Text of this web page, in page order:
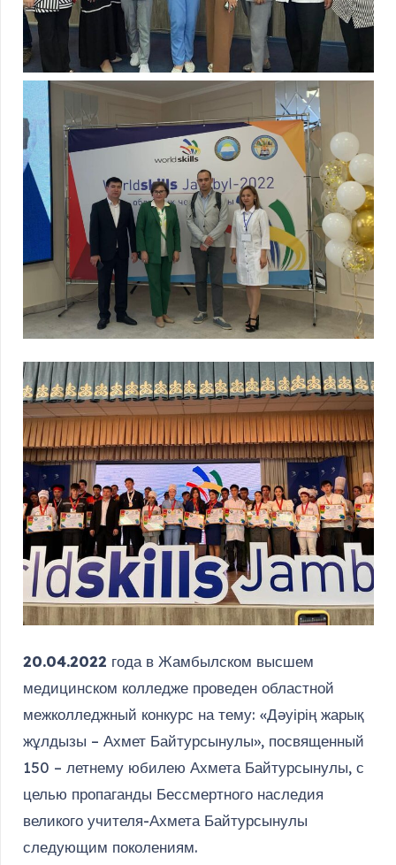
20.04.2022 года в Жамбылском высшем
медицинском колледже проведен областной
межколледжный конкурс на тему: «Дәуірің жарық
жұлдызы – Ахмет Байтурсынулы», посвященный
150 – летнему юбилею Ахмета Байтурсынулы, с
целью пропаганды Бессмертного наследия
великого учителя-Ахмета Байтурсынулы
следующим поколениям.